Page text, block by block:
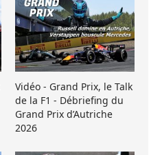
Vidéo - Grand Prix, le Talk
de la F1 - Débriefing du
Grand Prix d’Autriche
2026